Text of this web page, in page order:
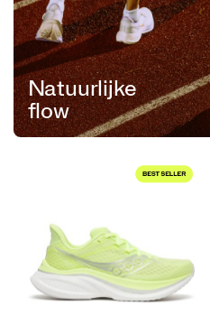
Natuurlijke
flow